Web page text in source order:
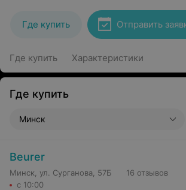
Где купить Отправить
Где купить Характеристики
Где купить
Минск
Beurer
Минск, ул. Сурганова, 57Б
с 10:00
16 отзывов